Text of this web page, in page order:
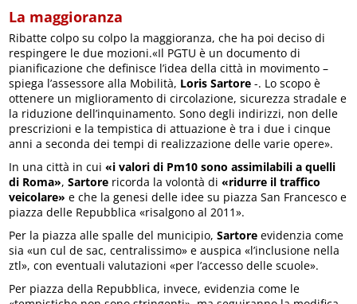
La maggioranza
Ribatte colpo su colpo la maggioranza, che ha poi deciso di
respingere le due mozioni.«Il PGTU è un documento di
pianificazione che definisce l’idea della città in movimento –
spiega l’assessore alla Mobilità, Loris Sartore -. Lo scopo è
ottenere un miglioramento di circolazione, sicurezza stradale e
la riduzione dell’inquinamento. Sono degli indirizzi, non delle
prescrizioni e la tempistica di attuazione è tra i due i cinque
anni a seconda dei tempi di realizzazione delle varie opere».
In una città in cui«i valori di Pm10 sono assimilabili a quelli
di Roma»,Sartore ricorda la volontà di«ridurre il traffico
veicolare» e che la genesi delle idee su piazza San Francesco e
piazza delle Repubblica «risalgono al 2011».
Per la piazza alle spalle del municipio, Sartore evidenzia come
sia «un cul de sac, centralissimo» e auspica «l’inclusione nella
ztl», con eventuali valutazioni «per l’accesso delle scuole».
Per piazza della Repubblica, invece, evidenzia come le